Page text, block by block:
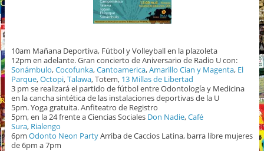
10am Mañana Deportiva, Fútbol y Volleyball en la plazoleta
12pm en adelante. Gran concierto de Aniversario de Radio U con:
Sonámbulo,Cocofunka,Cantoamerica,Amarillo Cian y Magenta, El
Parque,Octopi,Talawa, Totem, 13 Millas de Libertad
3 pm se realizará el partido de fútbol entre Odontología y Medicina
en la cancha sintética de las instalaciones deportivas de la U
5pm. Yoga gratuita. Anfiteatro de Registro
5pm, en la 24 frente a Ciencias Sociales Don Nadie,Café
Sura, Rialengo
6pm Odonto Neon PartyArriba de Caccios Latina, barra libre mujeres
de 6pm a 7pm